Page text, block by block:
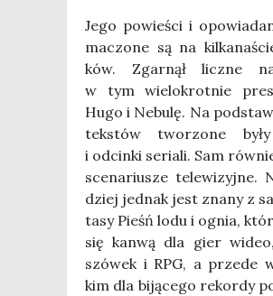
Jego powie­ści i
ma­czo­ne są na
ków. Zgar­nął licz­ne
w tym wie­lo­krot­nie
Hugo i Nebu­lę. Na
tek­stów two­rzo­ne
i odcin­ki seria­li. Sam
sce­na­riu­sze tele­wi­zyj­ne.
dziej jed­nak jest zna­ny z
ta­sy Pieśń lodu i ognia,
się kan­wą dla gier
szó­wek i RPG, a przede
kim dla biją­ce­go rekor­dy